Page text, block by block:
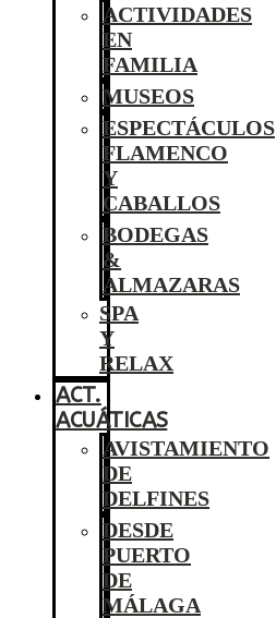
ACTIVIDADES
EN
FAMILIA
MUSEOS
ESPECTÁCULOS
FLAMENCO
Y
CABALLOS
BODEGAS
&
ALMAZARAS
SPA
Y
RELAX
ACT.
ACUÁTICAS
AVISTAMIENTO
DE
DELFINES
DESDE
PUERTO
DE
MÁLAGA